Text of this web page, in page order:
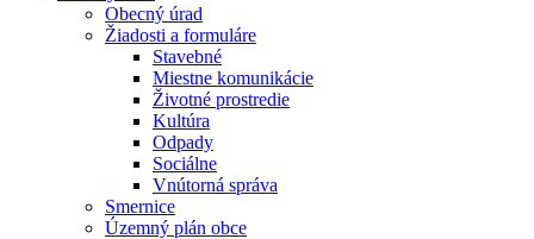
Obecný úrad
Žiadosti a formuláre
Stavebné
Miestne komunikácie
Životné prostredie
Kultúra
Odpady
Sociálne
Vnútorná správa
Smernice
Územný plán obce